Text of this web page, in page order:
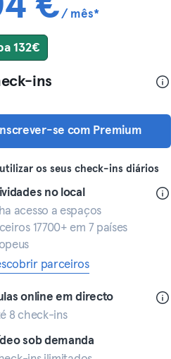
/ mês*
132€
ins
Inscrever-se com Premium
os seus check-ins diários
no local
acesso a espaços
17700+ em 7 países
parceiros
online em directo
8 check-ins
sob demanda